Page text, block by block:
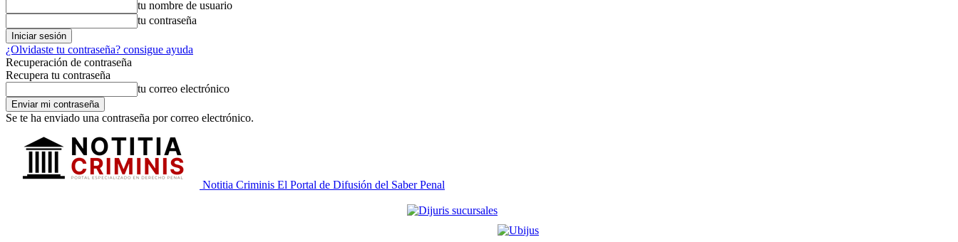
tu nombre de usuario
tu contraseña
¿Olvidaste tu contraseña? consigue ayuda
Recuperación de contraseña
Recupera tu contraseña
tu correo electrónico
Se te ha enviado una contraseña por correo electrónico.
Notitia Criminis El Portal de Difusión del Saber Penal